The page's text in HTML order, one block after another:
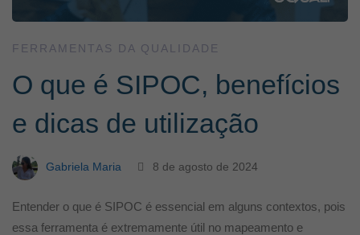
FERRAMENTAS DA QUALIDADE
O que é SIPOC, benefícios
e dicas de utilização
Gabriela Maria 8 de agosto de 2024
Entender o que é SIPOC é essencial em alguns contextos, pois
essa ferramenta é extremamente útil no mapeamento e